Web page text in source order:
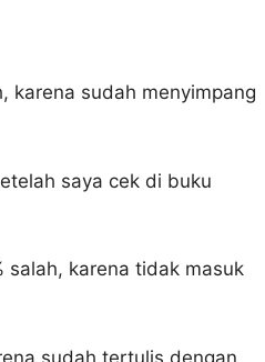
karena sudah menyimpang
saya cek di buku
salah, karena tidak masuk
sudah tertulis dengan